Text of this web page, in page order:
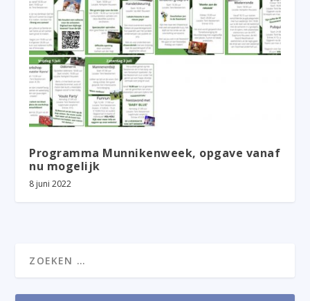
Programma Munnikenweek, opgave vanaf
nu mogelijk
8 juni 2022